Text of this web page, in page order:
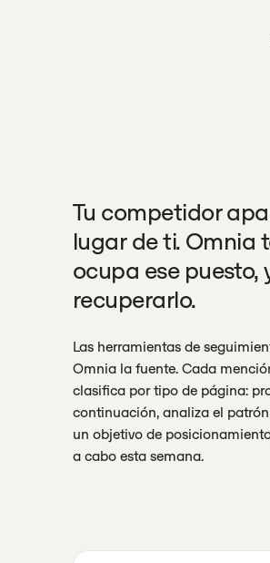
Tu competidor
lugar de ti. Omnia
ocupa ese
recuperarlo.
Las herramientas de
Omnia la fuente. Cada
clasifica por tipo de página:
continuación, analiza el
un objetivo de
a cabo esta semana.